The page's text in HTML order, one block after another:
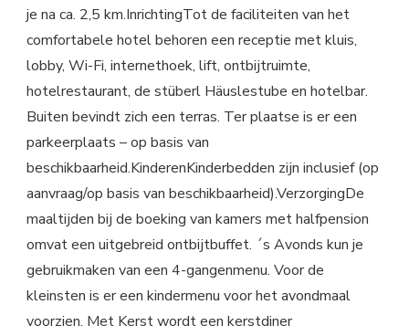
je na ca. 2,5 km.InrichtingTot de faciliteiten van het
comfortabele hotel behoren een receptie met kluis,
lobby, Wi-Fi, internethoek, lift, ontbijtruimte,
hotelrestaurant, de stüberl Häuslestube en hotelbar.
Buiten bevindt zich een terras. Ter plaatse is er een
parkeerplaats – op basis van
beschikbaarheid.KinderenKinderbedden zijn inclusief (op
aanvraag/op basis van beschikbaarheid).VerzorgingDe
maaltijden bij de boeking van kamers met halfpension
omvat een uitgebreid ontbijtbuffet. ´s Avonds kun je
gebruikmaken van een 4-gangenmenu. Voor de
kleinsten is er een kindermenu voor het avondmaal
voorzien. Met Kerst wordt een kerstdiner